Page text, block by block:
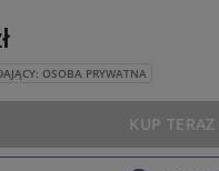
OSOBA PRYWATNA
KUP TERAZ